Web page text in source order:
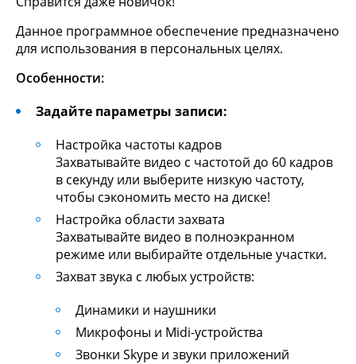
Данное программное обеспечение предназначено
для использования в персональных целях.
Особенности:
Задайте параметры записи:
Настройка частоты кадров
Захватывайте видео с частотой до 60 кадров
в секунду или выберите низкую частоту,
чтобы сэкономить место на диске!
Настройка области захвата
Захватывайте видео в полноэкранном
режиме или выбирайте отдельные участки.
Захват звука с любых устройств:
Динамики и наушники
Микрофоны и Midi-устройства
Звонки Skype и звуки приложений